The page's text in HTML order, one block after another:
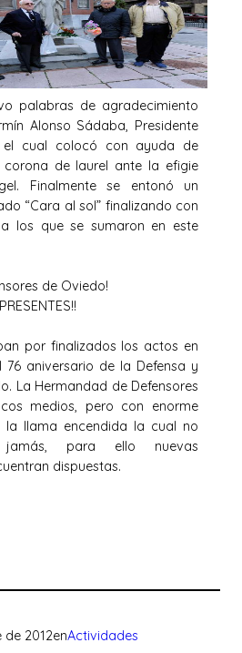
palabras de agradecimiento
Alonso Sádaba, Presidente
el cual colocó con ayuda de
corona de laurel ante la efigie
Finalmente se entonó un
“Cara al sol” finalizando con
los que se sumaron en este
de Oviedo!
por finalizados los actos en
76 aniversario de la Defensa y
La Hermandad de Defensores
medios, pero con enorme
la llama encendida la cual no
para ello nuevas
dispuestas.
de 2012enActividades